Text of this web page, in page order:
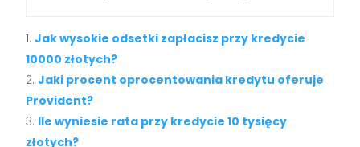
Jak wysokie odsetki zapłacisz przy kredycie
10000 złotych?
Jaki procent oprocentowania kredytu oferuje
Provident?
Ile wyniesie rata przy kredycie 10 tysięcy
złotych?